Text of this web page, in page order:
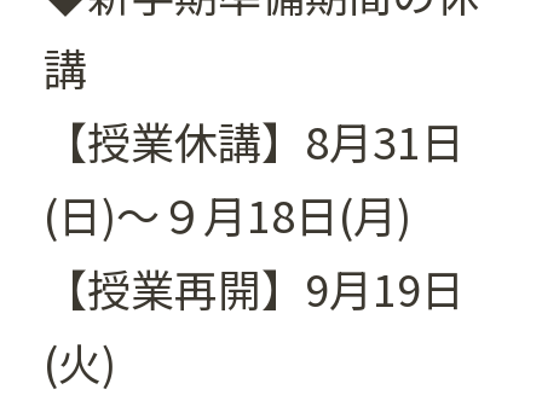
講
【授業休講】8月31日
(日)～９月18日(月)
【授業再開】9月19日
(火)